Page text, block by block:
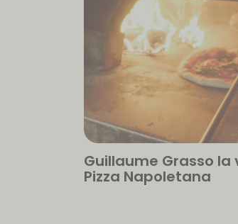
Guillaume Grasso la
Pizza Napoletana